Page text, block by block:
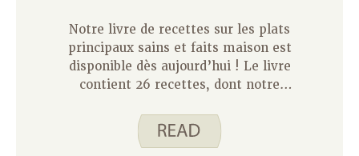
Notre livre de recettes sur les plats
principaux sains et faits maison est
disponible dès aujourd’hui ! Le livre
contient 26 recettes, dont notre
Stir Fry. Les recettes incluent une
analyse nutritionnelle, des instructions